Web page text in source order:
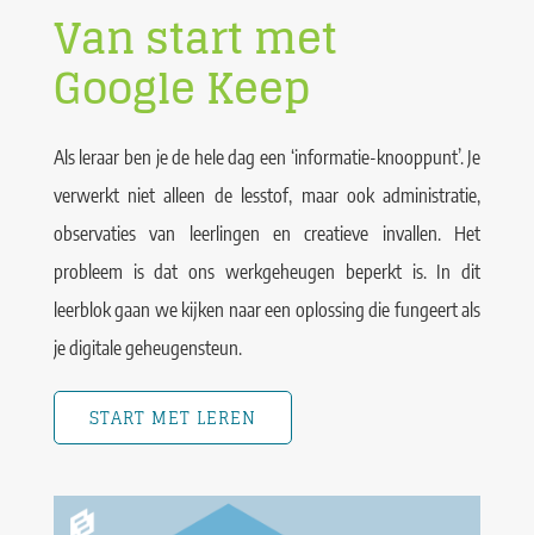
Van start met
Google Keep
Als leraar ben je de hele dag een ‘informatie-knooppunt’. Je
verwerkt niet alleen de lesstof, maar ook administratie,
observaties van leerlingen en creatieve invallen. Het
probleem is dat ons werkgeheugen beperkt is. In dit
leerblok gaan we kijken naar een oplossing die fungeert als
je digitale geheugensteun.
START MET LEREN